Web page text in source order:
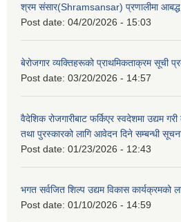
श्रम संसार(Shramsansar) प्रणालीमा आबद्ध
Post date: 04/20/2026 - 15:03
बेरोजगार व्यक्तिहरूको प्राथमिकताक्रम सूची
Post date: 03/20/2026 - 14:57
वैदेशिक रोजगारीबाट फर्किएर स्वदेशमा उद्यम गरी
तथा पुरस्कारको लागि आवेदन दिने सम्बन्धी
Post date: 01/23/2026 - 12:43
भगत सर्वजित शिल्प उद्यम विकास कार्यक्रमको
Post date: 01/10/2026 - 14:59